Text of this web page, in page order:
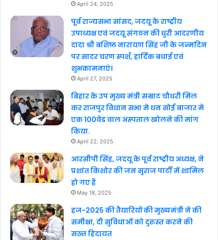
April 24, 2025
पूर्व राज्यसभा सांसद, जदयू के राष्ट्रीय
उपाध्यक्ष एवं जदयू संगठन की धुरी आदरणीय
दादा श्री बशिष्ठ नारायण सिंह जी के जन्मदिन
पर सादर चरण स्पर्श, हार्दिक बधाई एवं
शुभकामनाएं।
April 27, 2025
बिहार के उप मुख्य मंत्री सम्राट चौधरी मिल
कर राजपुर विधान सभा मे धन सोई बाजार मे
एक 100वेड वाल अस्पताल खोलने की मांग
किया.
April 22, 2025
आरसीपी सिंह, जदयू के पूर्व राष्ट्रीय अध्यक्ष, ने
प्रशांत किशोर की जन सुराज पार्टी में शामिल
हो गए हैं
May 18, 2025
हज-2025 की तैयारियों की मुख्यमंत्री ने की
समीक्षा, दी सुविधाओं को दुरुस्त करने की
सख्त हिदायत